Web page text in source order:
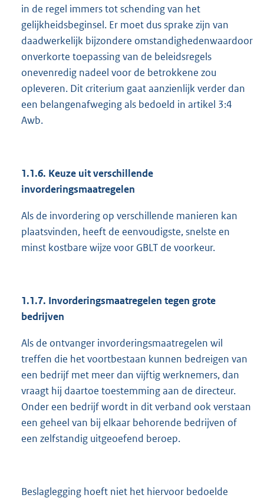
in de regel immers tot schending van het
gelijkheidsbeginsel. Er moet dus sprake zijn van
daadwerkelijk bijzondere omstandighedenwaardoor
onverkorte toepassing van de beleidsregels
onevenredig nadeel voor de betrokkene zou
opleveren. Dit criterium gaat aanzienlijk verder dan
een belangenafweging als bedoeld in artikel 3:4
Awb.
1.1.6. Keuze uit verschillende
invorderingsmaatregelen
Als de invordering op verschillende manieren kan
plaatsvinden, heeft de eenvoudigste, snelste en
minst kostbare wijze voor GBLT de voorkeur.
1.1.7. Invorderingsmaatregelen tegen grote
bedrijven
Als de ontvanger invorderingsmaatregelen wil
treffen die het voortbestaan kunnen bedreigen van
een bedrijf met meer dan vijftig werknemers, dan
vraagt hij daartoe toestemming aan de directeur.
Onder een bedrijf wordt in dit verband ook verstaan
een geheel van bij elkaar behorende bedrijven of
een zelfstandig uitgeoefend beroep.
Beslaglegging hoeft niet het hiervoor bedoelde